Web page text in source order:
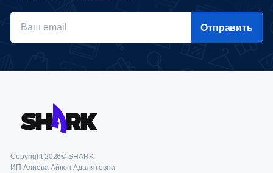
Отправить
Copyright 2026© SHARK
ИП Алиева Айгюн Адалятовна